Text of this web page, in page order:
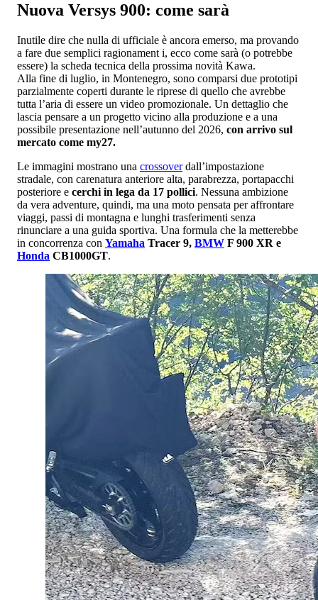
Nuova Versys 900: come sarà
Inutile dire che nulla di ufficiale è ancora emerso, ma provando
a fare due semplici ragionament i, ecco come sarà (o potrebbe
essere) la scheda tecnica della prossima novità Kawa.
Alla fine di luglio, in Montenegro, sono comparsi due prototipi
parzialmente coperti durante le riprese di quello che avrebbe
tutta l’aria di essere un video promozionale. Un dettaglio che
lascia pensare a un progetto vicino alla produzione e a una
possibile presentazione nell’autunno del 2026, con arrivo sul
mercato come my27.
Le immagini mostrano una crossoverdall’impostazione
stradale, con carenatura anteriore alta, parabrezza, portapacchi
posteriore e cerchi in lega da 17 pollici. Nessuna ambizione
da vera adventure, quindi, ma una moto pensata per affrontare
viaggi, passi di montagna e lunghi trasferimenti senza
rinunciare a una guida sportiva. Una formula che la metterebbe
in concorrenza con Yamaha Tracer 9, BMW F 900 XR e
Honda CB1000GT.